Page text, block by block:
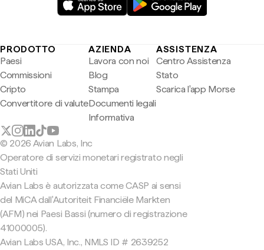
PRODOTTO
Paesi
Commissioni
Cripto
Convertitore di valute
AZIENDA
Lavora con noi
Blog
Stampa
Documenti legali
Informativa
ASSISTENZA
Centro Assistenza
Stato
Scarica l'app Morse
© 2026 Avian Labs, Inc
Operatore di servizi monetari registrato negli
Stati Uniti
Avian Labs è autorizzata come CASP ai sensi
del MiCA dall'Autoriteit Financiële Markten
(AFM) nei Paesi Bassi (numero di registrazione
41000005).
Avian Labs USA, Inc., NMLS ID # 2639252